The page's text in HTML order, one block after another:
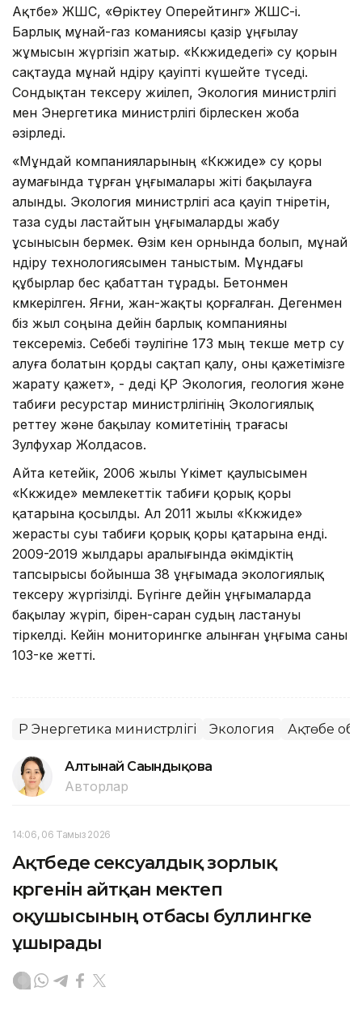
Ақтөбе» ЖШС, «Өріктеу Оперейтинг» ЖШС-і.
Барлық мұнай-газ команиясы қазір ұңғылау
жұмысын жүргізіп жатыр. «Көкжидедегі» су қорын
сақтауда мұнай өндіру қауіпті күшейте түседі.
Сондықтан тексеру жиілеп, Экология министрлігі
мен Энергетика министрлігі бірлескен жоба
әзірледі.
«Мұндай компанияларының «Көкжиде» су қоры
аумағында тұрған ұңғымалары жіті бақылауға
алынды. Экология министрлігі аса қауіп төніретін,
таза суды ластайтын ұңғымаларды жабу
ұсынысын бермек. Өзім кен орнында болып, мұнай
өндіру технологиясымен таныстым. Мұндағы
құбырлар бес қабаттан тұрады. Бетонмен
көмкерілген. Яғни, жан-жақты қорғалған. Дегенмен
біз жыл соңына дейін барлық компанияны
тексереміз. Себебі тәулігіне 173 мың текше метр су
алуға болатын қорды сақтап қалу, оны қажетімізге
жарату қажет», - деді ҚР Экология, геология және
табиғи ресурстар министрлігінің Экологиялық
реттеу және бақылау комитетінің төрағасы ​
Зулфухар​ Жолдасов.
Айта кетейік, 2006 жылы Үкімет қаулысымен
«Көкжиде» мемлекеттік табиғи қорық қоры
қатарына қосылды. Ал 2011 жылы «Көкжиде»
жерасты суы табиғи қорық қоры қатарына енді.
2009-2019 жылдары аралығында әкімдіктің
тапсырысы бойынша 38 ұңғымада экологиялық
тексеру жүргізілді. Бүгінге дейін ұңғымаларда
бақылау жүріп, бірен-саран судың ластануы
тіркелді. Кейін мониторингке алынған ұңғыма саны
103-ке жетті.
ҚР Энергетика министрлігі Экология Ақтөбе
Алтынай Сағындықова
Авторлар
14:06, 06 Тамыз 2026
Ақтөбеде сексуалдық зорлық
көргенін айтқан мектеп
оқушысының отбасы буллингке
ұшырады